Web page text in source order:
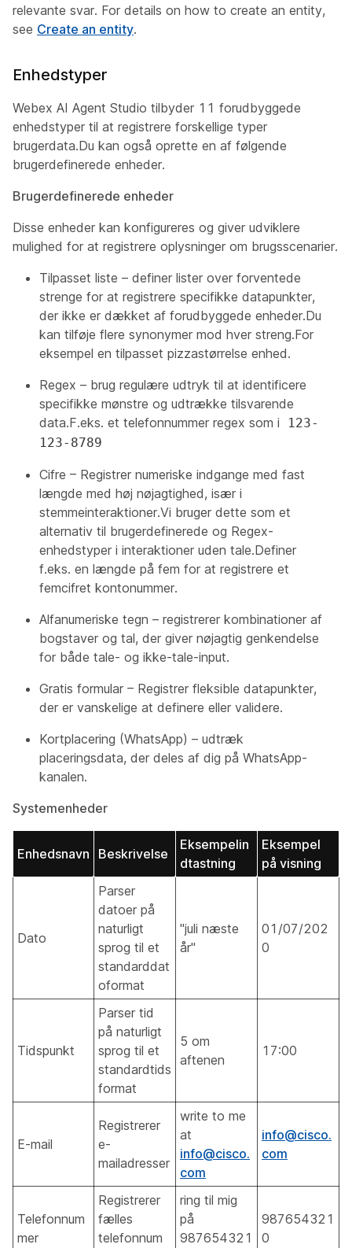
relevante svar. For details on how to create an entity,
see Create an entity.
Enhedstyper
Webex AI Agent Studio tilbyder 11 forudbyggede
enhedstyper til at registrere forskellige typer
brugerdata.Du kan også oprette en af følgende
brugerdefinerede enheder.
Brugerdefinerede enheder
Disse enheder kan konfigureres og giver udviklere
mulighed for at registrere oplysninger om brugsscenarier.
Tilpasset liste – definer lister over forventede
strenge for at registrere specifikke datapunkter,
der ikke er dækket af forudbyggede enheder.Du
kan tilføje flere synonymer mod hver streng.For
eksempel en tilpasset pizzastørrelse enhed.
Regex – brug regulære udtryk til at identificere
specifikke mønstre og udtrække tilsvarende
data.F.eks. et telefonnummer regex som i
123-
123-8789
Cifre – Registrer numeriske indgange med fast
længde med høj nøjagtighed, især i
stemmeinteraktioner.Vi bruger dette som et
alternativ til brugerdefinerede og Regex-
enhedstyper i interaktioner uden tale.Definer
f.eks. en længde på fem for at registrere et
femcifret kontonummer.
Alfanumeriske tegn – registrerer kombinationer af
bogstaver og tal, der giver nøjagtig genkendelse
for både tale- og ikke-tale-input.
Gratis formular – Registrer fleksible datapunkter,
der er vanskelige at definere eller validere.
Kortplacering (WhatsApp) – udtræk
placeringsdata, der deles af dig på WhatsApp-
kanalen.
Systemenheder
Enhedsnavn Beskrivelse
Eksempelin
dtastning
Eksempel
på visning
Dato
Parser
datoer på
naturligt
sprog til et
standarddat
oformat
"juli næste
år"
01/07/202
0
Tidspunkt
Parser tid
på naturligt
sprog til et
standardtids
format
5 om
aftenen
17:00
E-mail
Registrerer
e-
mailadresser
write to me
at
info@cisco.
com
info@cisco.
com
Telefonnum
mer
Registrerer
fælles
telefonnum
ring til mig
på
987654321
987654321
0